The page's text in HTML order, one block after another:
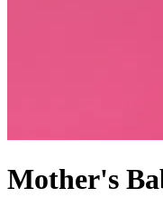
Mother's